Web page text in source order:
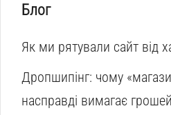
Блог
Як ми рятували сайт від
Дропшипінг: чому
насправді вимагає